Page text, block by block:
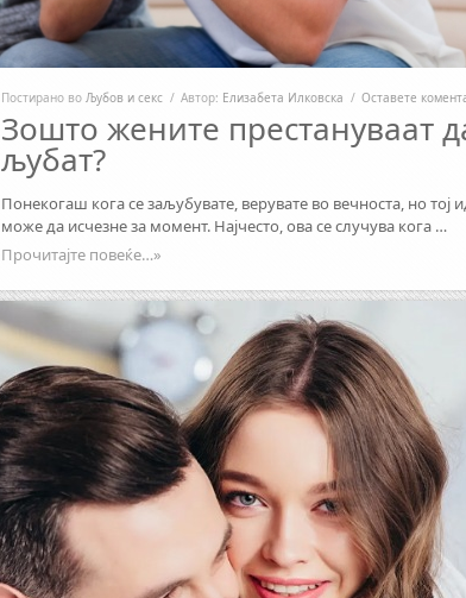
Постирано во Љубов и секс / Автор: Елизабета Илковска / Оставете
Зошто жените престануваат
љубат?
Понекогаш кога се заљубувате, верувате во вечноста, но тој
може да исчезне за момент. Најчесто, ова се случува кога …
Прочитајте повеќе…»